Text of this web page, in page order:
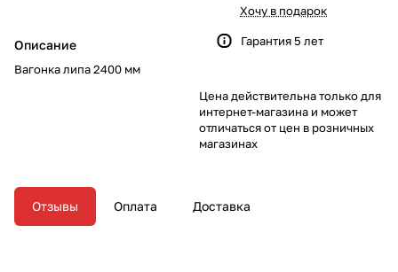
Описание
Вагонка липа 2400 мм
Хочу в подарок
Гарантия 5 лет
Цена действительна только для
интернет-магазина и может
отличаться от цен в розничных
магазинах
Отзывы Оплата Доставка